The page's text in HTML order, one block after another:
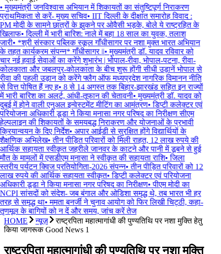
मुख्यमंत्री जनविश्वास अभियान में शिकायतों का संतुष्टिपूर्ण निराकरण
से करें- मुख्य सचिव• IIT दिल्ली के दीक्षांत समारोह विवाद :
मोदी के सामने छात्रों के झुकने पर ओवैसी भड़के, बोले ये राष्ट्रहित के
• दिल्ली में भारी बारिश: नाले में बहा 18 साल का युवक, तलाश
• *श्री संस्कार पब्लिक स्कूल गाँधीसागर पर नशा मुक्त भारत अभियान
तहत कार्यक्रम संपन्न* गाँधीसागर ||• मुख्यमंत्री डॉ. यादव रविवार को
नई हवाई सेवाओं का करेंगे शुभारंभ | भोपाल-रीवा, भोपाल-पटना, रीवा-
और जबलपुर-कोलकाता के बीच शुरू होंगी सीधी उड़ानें भोपाल से
की पहली उड़ान को करेंगे फ्लैग ऑफ मध्यप्रदेश नागरिक विमानन नीति
वित्त पोषित हैं नए ह• 8 से 14 अगस्त तक बिहार-झारखंड सहित इन राज्यों
भारी बारिश का अलर्ट, आंधी-तूफान की चेतावनी• मुख्यमंत्री डॉ. यादव को
में होने वाली एनुअल इन्वेस्टमेंट मीटिंग का आमंत्रण• डिप्टी कलेक्टर एवं
अधिकारी डूडा ने किया मनासा नगर परिषद का निरीक्षण सीएम
की शिकायतों के समयबद्ध निराकरण और योजनाओं के प्रभावी
के दिए निर्देश• अपार आईडी से सुरक्षित होंगे विद्यार्थियों के
अभिलेख• तीन पीड़ित परिवारों को मिली राहत, 12 लाख रुपये की
सहायता स्वीकृत जहरीले जानवर के काटने और पानी में डूबने से हुई
के मामलों में एसडीएम मनासा ने स्वीकृत की सहायता राशि• जिला
पर्यटन क्विज प्रतियोगिता-2026 संपन्न• तीन पीड़ित परिवारों को 12
रुपये की आर्थिक सहायता स्वीकृत• डिप्टी कलेक्टर एवं परियोजना
डूडा ने किया मनासा नगर परिषद का निरीक्षण• पीएम मोदी का
सांसदों को संदेश- जब बंगाल और ओडिशा समृद्ध थे, तब भारत भी हर
से समृद्ध था• ममता बनर्जी ने चुनाव आयोग को फिर लिखी चिट्ठी, कहा-
के बागियों को न दें और समय, जांच करें तेज
HOME
न्यूज़
राष्‍ट्रपिता महात्‍मागांधी की पुण्‍यतिथि पर नशा मुक्ति हेतु
किया जागरूक Good News 1
राष्‍ट्रपिता महात्‍मागांधी की पुण्‍यतिथि पर नशा मुक्ति